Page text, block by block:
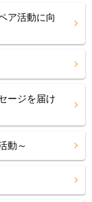
活動に向
ージを届け
動～